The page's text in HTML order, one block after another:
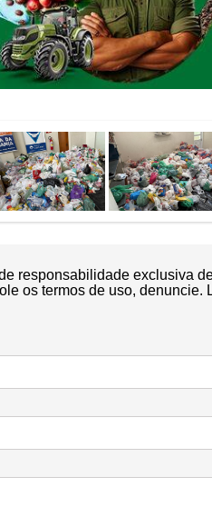
responsabilidade exclusiva
os termos de uso,